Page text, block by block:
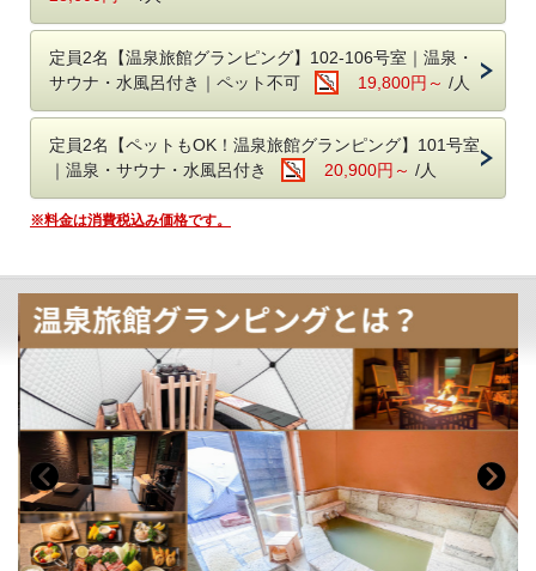
■お子様の料金について
グランピング：小学生は大人1名の30％分
※食事代込
18歳未満のお客様で、親権者の同伴なく宿泊する場合は、親権者様に同
意書のご記入をお願いしております。当日チェックイン時フロントへご
提出ください。
ん。
■選べる部屋タイプ
・プライベートサウナ・水風呂付きの【スイートグランピング】159㎡
・源泉かけ流しの天然温泉が楽しめる【スタンダードグランピング】
NEW!リニューアルオープンした【温泉旅館グランピング】47㎡
どちらのお部屋もペット（犬）とお泊まりいただける部屋がございま
す。
ニング・トイレを各棟に備えたグランピング。
充実のSPAを楽しみつつも、広い空間で開放的にグランピングをお楽し
みいただけます。
▶スタンダードグランピング
ドームテント・源泉掛け流し露天風呂・屋外ダイニング・トイレを各棟
に備えたグランピング。
源泉かけ流し露天風呂にBBQと至福の時間をお過ごしください。
※サウナはございません。サウナをご希望の方はスイートグランピング
や温泉旅館グランピングをお選びください。
▶温泉旅館グランピング
旅館の宿泊にグランピングのアウトドア感とプライベート性を兼ね備え
定員2名【温泉旅館グランピング】102-106号室｜温泉・
サウナ・水風呂付き｜ペット不可
19,800円～ /人
定員2名【ペットもOK！温泉旅館グランピング】101号室
｜温泉・サウナ・水風呂付き
20,900円～ /人
※料金は消費税込み価格です。